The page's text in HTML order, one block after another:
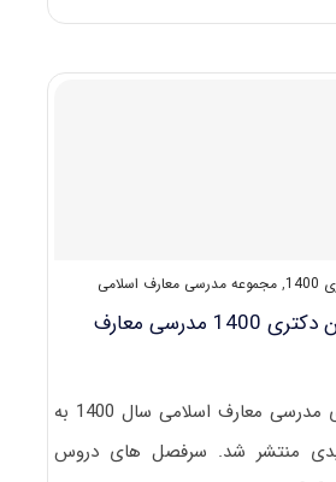
آزمون
,مجموعه مدرسی معارف اسلامی
دانلود سوالات آزمون دکتری 1400 مدرسی معارف
سوالات آزمون دکتری مدرسی معارف اسلامی سال 1400 به
منتشر شد. سرفصل های دروس